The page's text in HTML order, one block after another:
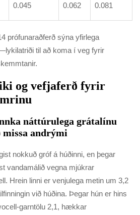
0.045 0.062 0.081
prófunaraðferð sýna yfirlega
til að koma í veg fyrir
og vefjaferð fyrir
náttúrulega grátalínu
missa andrými
nokkuð gróf á húðinni, en þegar
vandamálið vegna mjúkrar
Hrein linni er venjulega metin um 3,2
við húðina. Þegar hún er hins
garntölu 2,1, hækkar